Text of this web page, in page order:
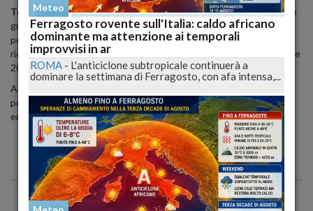
Tutti assolti perché il fatto non sussiste. Si chiude così in primo
grado il processo sull’eredità Sordi che vedeva imputate nove
persone accusate a vario titolo di circonvenzione di incapace e
ricettazione ai danni sorella di Alberto, morta a 97 anni il 12 ottobre
2014.
Al centro del contendere una donazione di 2,3 milioni fatta al
personale di servizio dall’anziana quando però, secondo l’accusa,
era già incapace di intendere e di volere.
Meteo
Ferragosto rovente sull'Italia: caldo africano
dominante ma attenzione ai temporali
improvvisi in ar
ROMA - L'anticiclone subtropicale continuerà a
dominare la settimana di Ferragosto, con afa intensa,...